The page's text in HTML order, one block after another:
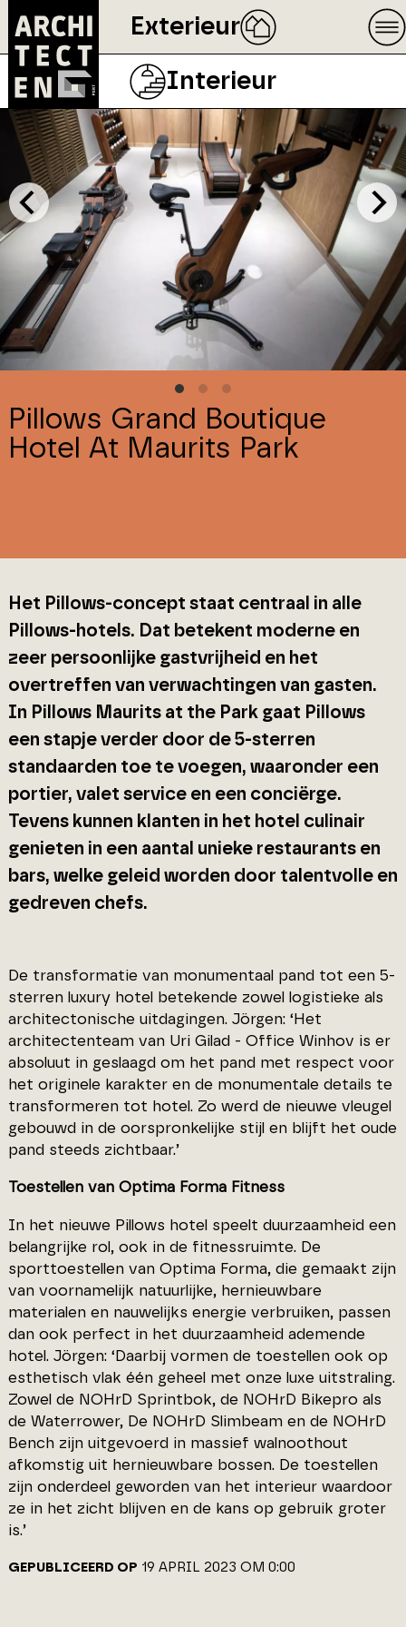
Exterieur
Interieur
Pillows Grand Boutique
Hotel At Maurits Park
Het Pillows-concept staat centraal in alle
Pillows-hotels. Dat betekent moderne en
zeer persoonlijke gastvrijheid en het
overtreffen van verwachtingen van gasten.
In Pillows Maurits at the Park gaat Pillows
een stapje verder door de 5-sterren
standaarden toe te voegen, waaronder een
portier, valet service en een conciërge.
Tevens kunnen klanten in het hotel culinair
genieten in een aantal unieke restaurants en
bars, welke geleid worden door talentvolle en
gedreven chefs.
De transformatie van monumentaal pand tot een 5-
sterren luxury hotel betekende zowel logistieke als
architectonische uitdagingen. Jörgen: ‘Het
architectenteam van Uri Gilad - Office Winhov is er
absoluut in geslaagd om het pand met respect voor
het originele karakter en de monumentale details te
transformeren tot hotel. Zo werd de nieuwe vleugel
gebouwd in de oorspronkelijke stijl en blijft het oude
pand steeds zichtbaar.’
Toestellen van Optima Forma Fitness
In het nieuwe Pillows hotel speelt duurzaamheid een
belangrijke rol, ook in de fitnessruimte. De
sporttoestellen van Optima Forma, die gemaakt zijn
van voornamelijk natuurlijke, hernieuwbare
materialen en nauwelijks energie verbruiken, passen
dan ook perfect in het duurzaamheid ademende
hotel. Jörgen: ‘Daarbij vormen de toestellen ook op
esthetisch vlak één geheel met onze luxe uitstraling.
Zowel de NOHrD Sprintbok, de NOHrD Bikepro als
de Waterrower, De NOHrD Slimbeam en de NOHrD
Bench zijn uitgevoerd in massief walnoothout
afkomstig uit hernieuwbare bossen. De toestellen
zijn onderdeel geworden van het interieur waardoor
ze in het zicht blijven en de kans op gebruik groter
is.’
GEPUBLICEERD OP 19 APRIL 2023 OM 0:00